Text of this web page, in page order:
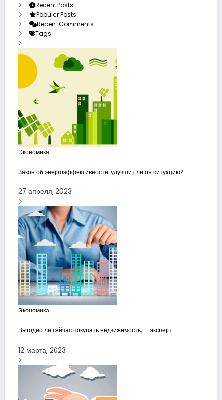
Recent Posts
Popular Posts
Recent Comments
Tags
Экономика
Закон об энергоэффективности: улучшит ли он ситуацию?
27 апреля, 2023
Экономика
Выгодно ли сейчас покупать недвижимость, — эксперт
12 марта, 2023